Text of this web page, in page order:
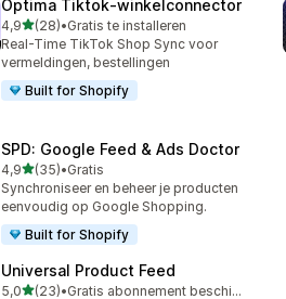
Optima Tiktok‑winkelconnector
4,9van 5 sterren
(28)
28 recensies in totaal
•Gratis te installeren
Real-Time TikTok Shop Sync voor
vermeldingen, bestellingen
Built for Shopify
SPD: Google Feed & Ads Doctor
4,9van 5 sterren
(35)
35 recensies in totaal
•Gratis
Synchroniseer en beheer je producten
eenvoudig op Google Shopping.
Built for Shopify
Universal Product Feed
5,0van 5 sterren
(23)•
Gratis abonnement beschikbaar